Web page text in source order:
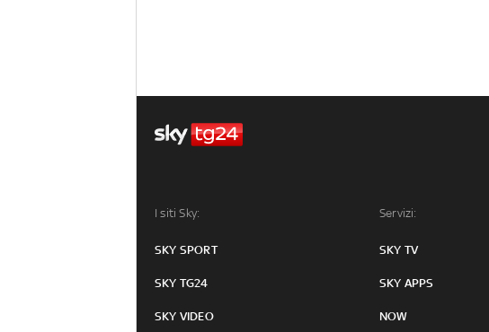
I siti Sky:
SKY SPORT
SKY TG24
SKY VIDEO
Servizi:
SKY TV
SKY APPS
NOW